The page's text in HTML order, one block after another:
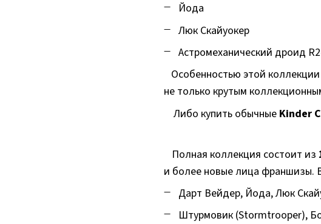
Йода
Люк Скайуокер
Астромеханический дроид
Особенностью этой
не только крутым
Либо купить обычные Kinder
Полная коллекция состоит из
и более новые лица франшизы.
Дарт Вейдер, Йода, Люк
Штурмовик (Stormtrooper),